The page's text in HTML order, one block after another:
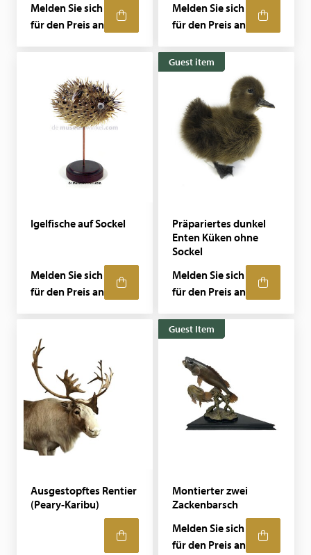
Melden Sie sich
für den Preis an
Melden Sie sich
für den Preis an
Igelfische auf Sockel
Melden Sie sich
für den Preis an
Guest item
Präpariertes dunkel
Enten Küken ohne
Sockel
Melden Sie sich
für den Preis an
Ausgestopftes Rentier
(Peary-Karibu)
Guest Item
Montierter zwei
Zackenbarsch
Melden Sie sich
für den Preis an